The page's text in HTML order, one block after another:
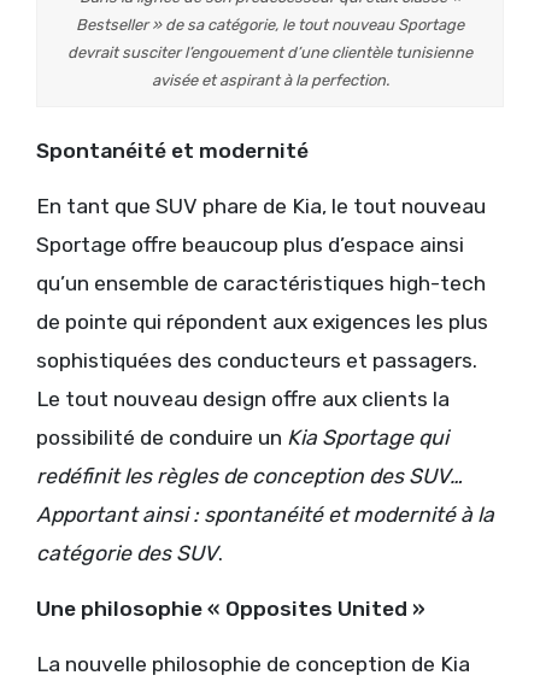
Bestseller » de sa catégorie, le tout nouveau Sportage
devrait susciter l’engouement d’une clientèle tunisienne
avisée et aspirant à la perfection.
Spontanéité et modernité
En tant que SUV phare de Kia, le tout nouveau
Sportage offre beaucoup plus d’espace ainsi
qu’un ensemble de caractéristiques high-tech
de pointe qui répondent aux exigences les plus
sophistiquées des conducteurs et passagers.
Le tout nouveau design offre aux clients la
possibilité de conduire un Kia Sportage qui
redéfinit les règles de conception des SUV…
Apportant ainsi : spontanéité et modernité à la
catégorie des SUV.
Une philosophie « Opposites United »
La nouvelle philosophie de conception de Kia